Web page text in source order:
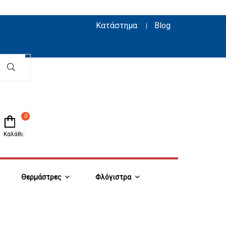
Κατάστημα Blog
0
Καλάθι:
Θερμάστρες Φλόγιστρα